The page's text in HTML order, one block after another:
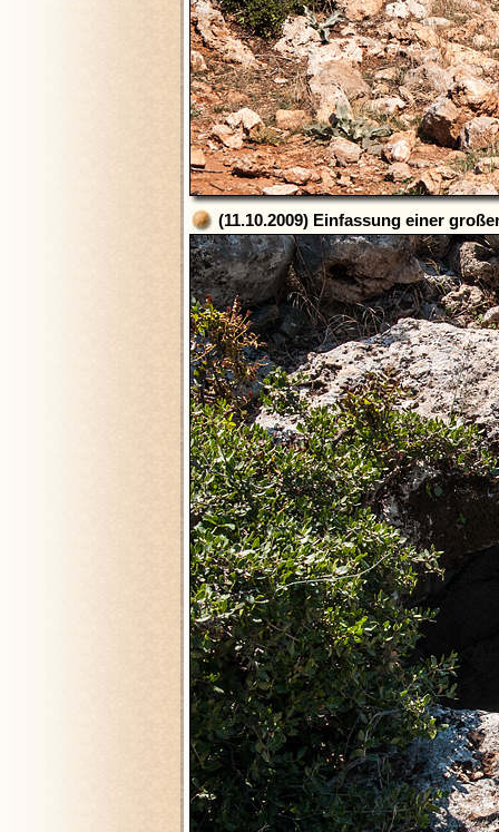
(11.10.2009) Einfassung einer